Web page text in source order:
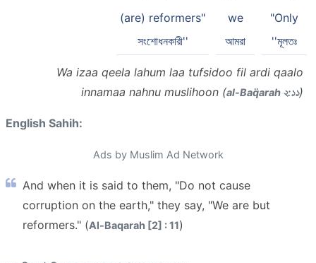
"Only
''মূলতঃ
we
আমরা
(are) reformers"
সংশোধনকারী''
Wa izaa qeela lahum laa tufsidoo fil ardi qaalo
innamaa nahnu muslihoon (al-Baq̈arah ২:১১)
English Sahih:
Ads by Muslim Ad Network
And when it is said to them, "Do not cause
corruption on the earth," they say, "We are but
reformers." (Al-Baqarah [2] : 11)